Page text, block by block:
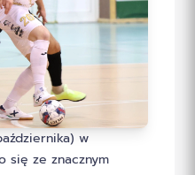
w
się ze znacznym